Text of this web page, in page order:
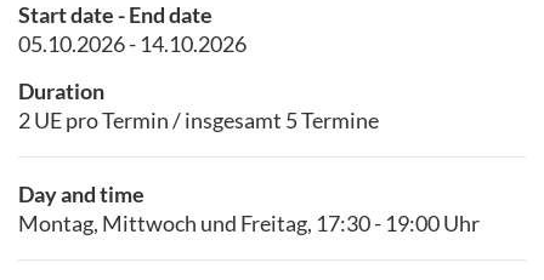
Start date - End date
05.10.2026 - 14.10.2026
Duration
2 UE pro Termin / insgesamt 5 Termine
Day and time
Montag, Mittwoch und Freitag, 17:30 - 19:00 Uhr